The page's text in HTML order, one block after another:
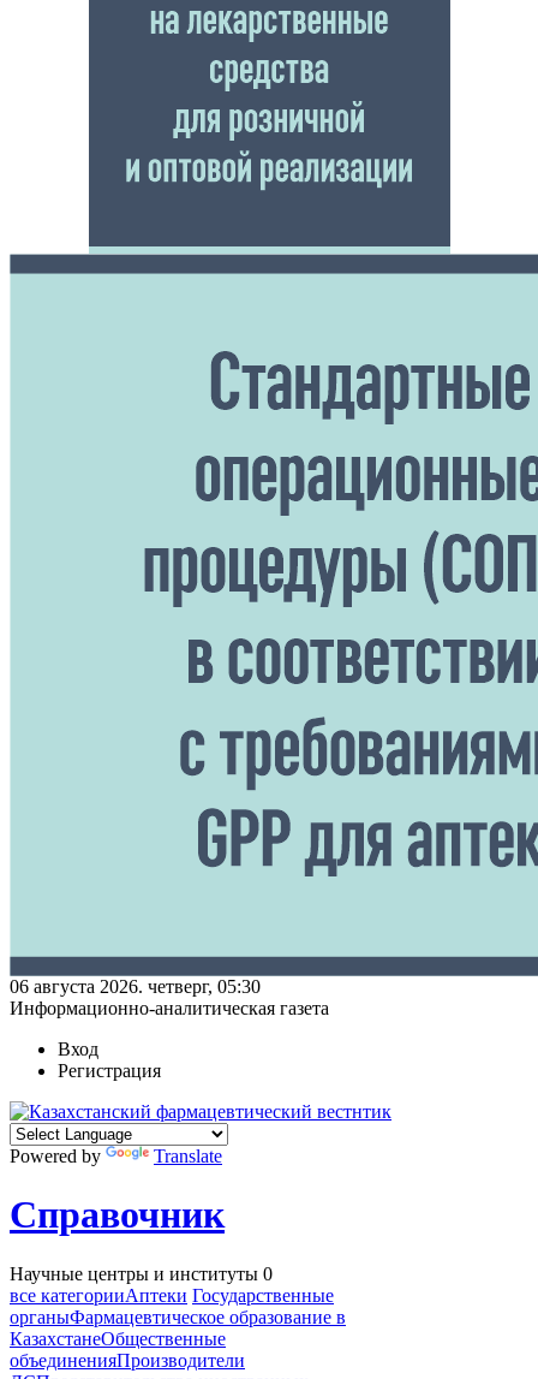
06 августа 2026. четверг, 05:30
Информационно-аналитическая газета
Вход
Регистрация
Powered by Translate
Справочник
Научные центры и институты 0
все категорииАптеки Государственные
органыФармацевтическое образование в
КазахстанеОбщественные
объединенияПроизводители